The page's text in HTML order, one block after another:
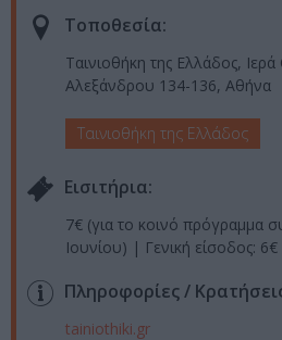
Τοποθεσία:
Ταινιοθήκη της Ελλάδος,
Αλεξάνδρου 134-136, Αθήνα
Ταινιοθήκη της Ελλάδος
Eισιτήρια:
7€ (για το κοινό πρόγραμμα
Ιουνίου) | Γενική είσοδος:
Πληροφορίες /
tainiothiki.gr